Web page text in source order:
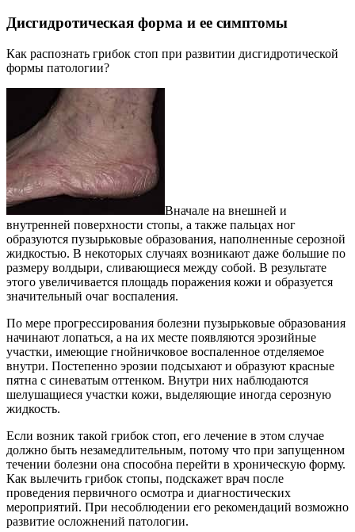
Дисгидротическая форма и ее симптомы
Как распознать грибок стоп при развитии дисгидротической
формы патологии?
Вначале на внешней и
внутренней поверхности стопы, а также пальцах ног
образуются пузырьковые образования, наполненные серозной
жидкостью. В некоторых случаях возникают даже большие по
размеру волдыри, сливающиеся между собой. В результате
этого увеличивается площадь поражения кожи и образуется
значительный очаг воспаления.
По мере прогрессирования болезни пузырьковые образования
начинают лопаться, а на их месте появляются эрозийные
участки, имеющие гнойничковое воспаленное отделяемое
внутри. Постепенно эрозии подсыхают и образуют красные
пятна с синеватым оттенком. Внутри них наблюдаются
шелушащиеся участки кожи, выделяющие иногда серозную
жидкость.
Если возник такой грибок стоп, его лечение в этом случае
должно быть незамедлительным, потому что при запущенном
течении болезни она способна перейти в хроническую форму.
Как вылечить грибок стопы, подскажет врач после
проведения первичного осмотра и диагностических
мероприятий. При несоблюдении его рекомендаций возможно
развитие осложнений патологии.